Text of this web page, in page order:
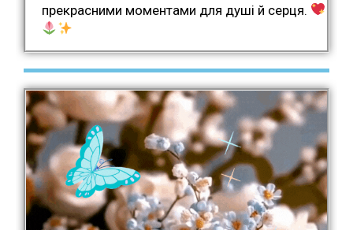
прекрасними моментами для душі й серця.